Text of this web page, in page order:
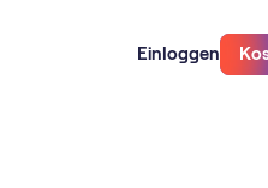
Einloggen